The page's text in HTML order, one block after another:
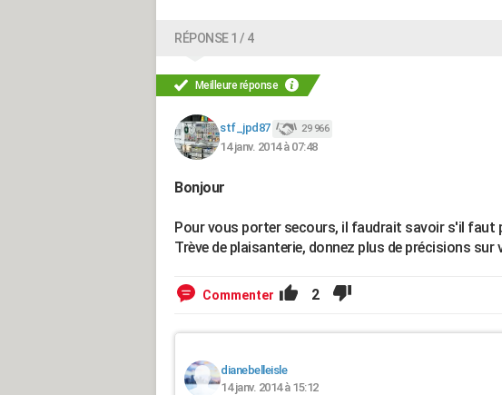
RÉPONSE 1 / 4
Meilleure réponse
stf_jpd87 29 966
14 janv. 2014 à 07:48
Bonjour
Pour vous porter secours, il faudrait savoir s'il faut
Trève de plaisanterie, donnez plus de précisions sur
Commenter 2
dianebelleisle
14 janv. 2014 à 15:12